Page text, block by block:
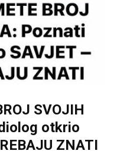
SVOJIH
otkrio
ZNATI